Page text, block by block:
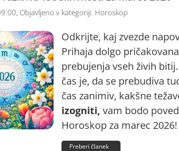
Objavljeno v kategoriji: Horoskop
Odkrijte, kaj zvezde
Prihaja dolgo pričakovana
prebujenja vseh živih
čas je, da se prebudiva
čas zanimiv, kakšne
izogniti, vam bodo
Horoskop za marec 2026!
Preberi članek